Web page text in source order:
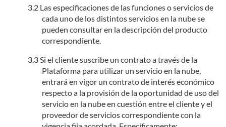
Las especificaciones de las funciones o servicios de
cada uno de los distintos servicios en la nube se
pueden consultar en la descripción del producto
correspondiente.
Si el cliente suscribe un contrato a través de la
Plataforma para utilizar un servicio en la nube,
entrará en vigor un contrato de interés económico
respecto a la provisión de la oportunidad de uso del
servicio en la nube en cuestión entre el cliente y el
proveedor de servicios correspondiente con la